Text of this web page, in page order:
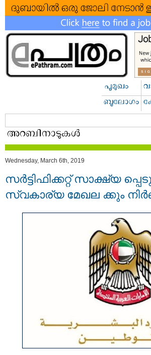
Wednesday, March 6th, 2019
സർട്ടിഫിക്കറ്റ് സാക്ഷ്യ
സ്വകാര്യ മേഖല ക്കും